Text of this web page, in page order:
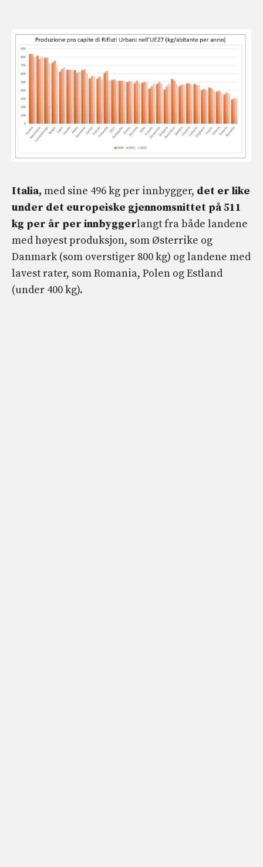
Italia, med sine 496 kg per innbygger, det er like
under det europeiske gjennomsnittet på 511
kg per år per innbyggerlangt fra både landene
med høyest produksjon, som Østerrike og
Danmark (som overstiger 800 kg) og landene med
lavest rater, som Romania, Polen og Estland
(under 400 kg).